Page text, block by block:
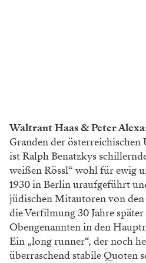
Waltraut Haas & Peter
Granden der
ist Ralph Benatzkys
weißen Rössl“ wohl für ewig
1930 in Berlin uraufgeführt
jüdischen Mitautoren von
die Verfilmung 30 Jahre
Obengenannten in den
Ein „long runner“, der noch
überraschend stabile Quoten